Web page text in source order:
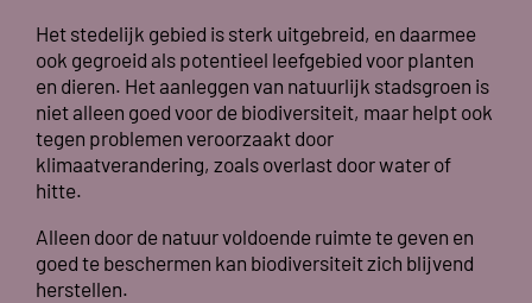
Het stedelijk gebied is sterk uitgebreid, en daarmee
ook gegroeid als potentieel leefgebied voor planten
en dieren. Het aanleggen van natuurlijk stadsgroen is
niet alleen goed voor de biodiversiteit, maar helpt ook
tegen problemen veroorzaakt door
klimaatverandering, zoals overlast door water of
hitte.
Alleen door de natuur voldoende ruimte te geven en
goed te beschermen kan biodiversiteit zich blijvend
herstellen.